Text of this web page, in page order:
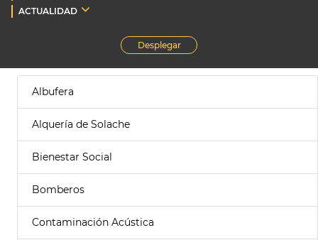
ACTUALIDAD
Desplegar
Albufera
Alquería de Solache
Bienestar Social
Bomberos
Contaminación Acústica